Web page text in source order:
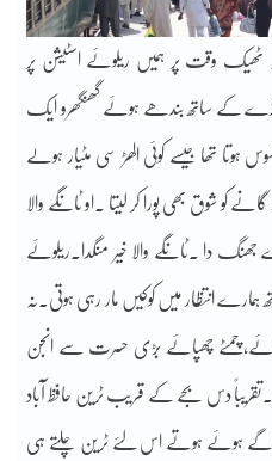
وقت پر ہمیں ریلوئے اسٹیشن پر
کے ساتھ بندھے ہوئے گھنگھرو ایک
تھا جیسے کوئی الھڑ سی مٹیار ہولے
کو شوق بھی پورا کر لیتا ۔او ٹانگے والا
جھنگ دا ۔ٹانگے والا خیر منگدا۔ریلوئے
انتظار میں کوکیں مار رہی ہوتی۔نہ
چھپائے بڑی حسرت سے انجن
دس بجے کے قریب ٹرین حافظ آباد
ہوئے ہوتے اس لئے ٹرین چلتے ہی